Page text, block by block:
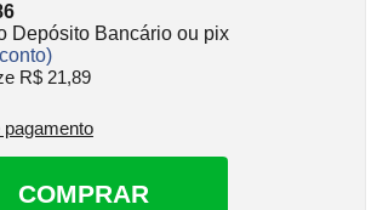
Depósito Bancário ou pix
R$ 21,89
COMPRAR